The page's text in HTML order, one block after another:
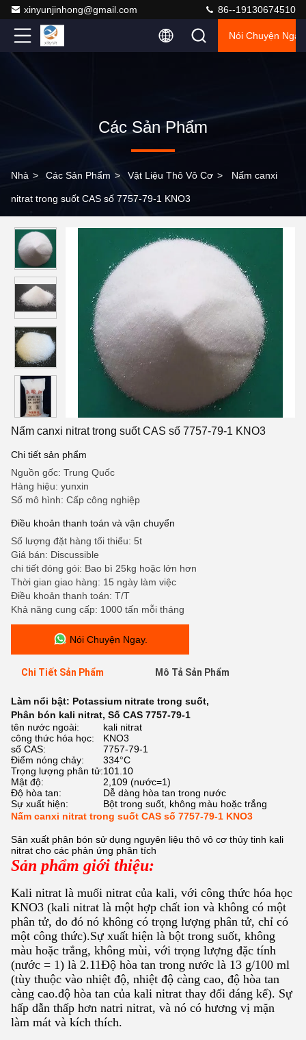
xinyunjinhong@gmail.com 86--19130674510
Nói Chuyện Ngay.
Các Sản Phẩm
Nhà > Các Sản Phẩm > Vật Liệu Thô Vô Cơ > Nấm canxi
nitrat trong suốt CAS số 7757-79-1 KNO3
Nấm canxi nitrat trong suốt CAS số 7757-79-1 KNO3
Chi tiết sản phẩm
Nguồn gốc: Trung Quốc
Hàng hiệu: yunxin
Số mô hình: Cấp công nghiệp
Điều khoản thanh toán và vận chuyển
Số lượng đặt hàng tối thiểu: 5t
Giá bán: Discussible
chi tiết đóng gói: Bao bì 25kg hoặc lớn hơn
Thời gian giao hàng: 15 ngày làm việc
Điều khoản thanh toán: T/T
Khả năng cung cấp: 1000 tấn mỗi tháng
Nói Chuyện Ngay.
Chi Tiết Sản Phẩm Mô Tả Sản Phẩm
Làm nổi bật: Potassium nitrate trong suốt,
Phân bón kali nitrat, Số CAS 7757-79-1
tên nước ngoài:
kali nitrat
công thức hóa học:
KNO3
số CAS:
7757-79-1
Điểm nóng chảy:
334°C
Trọng lượng phân tử:101.10
Mật độ:
2,109 (nước=1)
Độ hòa tan:
Dễ dàng hòa tan trong nước
Sự xuất hiện:
Bột trong suốt, không màu hoặc trắng
Nấm canxi nitrat trong suốt CAS số 7757-79-1 KNO3
Sản xuất phân bón sử dụng nguyên liệu thô vô cơ thủy tinh kali
nitrat cho các phản ứng phân tích
Sản phẩm giới thiệu:
Kali nitrat là muối nitrat của kali, với công thức hóa học
KNO3 (kali nitrat là một hợp chất ion và không có một
phân tử, do đó nó không có trọng lượng phân tử, chỉ có
một công thức).Sự xuất hiện là bột trong suốt, không
màu hoặc trắng, không mùi, với trọng lượng đặc tính
(nước = 1) là 2.11Độ hòa tan trong nước là 13 g/100 ml
(tùy thuộc vào nhiệt độ, nhiệt độ càng cao, độ hòa tan
càng cao.độ hòa tan của kali nitrat thay đổi đáng kể). Sự
hấp dẫn thấp hơn natri nitrat, và nó có hương vị mặn
làm mát và kích thích.